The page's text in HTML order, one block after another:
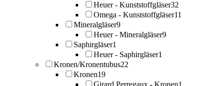
Heuer - Kunststoffgläser32
Omega - Kunststoffgläser11
Mineralgläser9
Heuer - Mineralgläser9
Saphirgläser1
Heuer - Saphirgläser1
Kronen/Kronentubus22
Kronen19